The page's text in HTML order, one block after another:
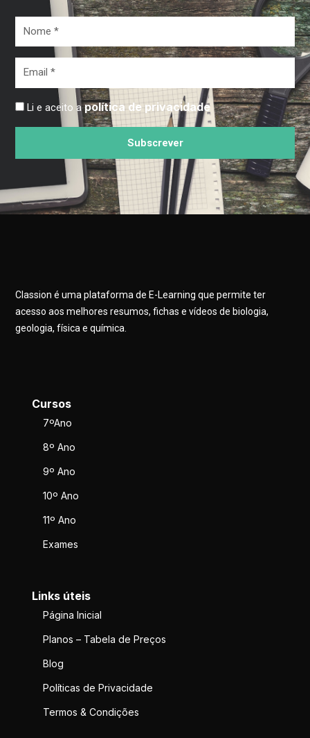
Li e aceito apolítica de privacidade
Subscrever
Classion é uma plataforma de E-Learning que permite ter
acesso aos melhores resumos, fichas e vídeos de biologia,
geologia, física e química.
Cursos
7ºAno
8º Ano
9º Ano
10º Ano
11º Ano
Exames
Links úteis
Página Inicial
Planos – Tabela de Preços
Blog
Políticas de Privacidade
Termos & Condições